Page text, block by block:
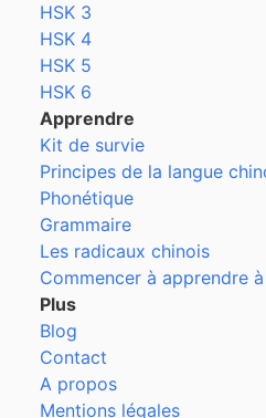
HSK 3
HSK 4
HSK 5
HSK 6
Apprendre
Kit de survie
Principes de la langue
Phonétique
Grammaire
Les radicaux chinois
Commencer à apprendre
Plus
Blog
Contact
A propos
Mentions légales